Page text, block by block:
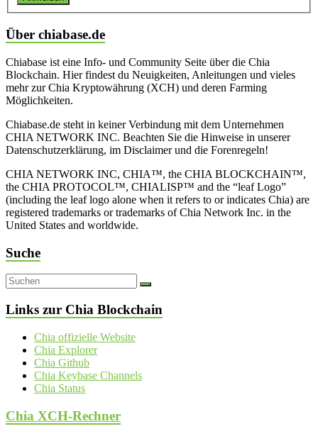
Über chiabase.de
Chiabase ist eine Info- und Community Seite über die Chia
Blockchain. Hier findest du Neuigkeiten, Anleitungen und vieles
mehr zur Chia Kryptowährung (XCH) und deren Farming
Möglichkeiten.
Chiabase.de steht in keiner Verbindung mit dem Unternehmen
CHIA NETWORK INC. Beachten Sie die Hinweise in unserer
Datenschutzerklärung, im Disclaimer und die Forenregeln!
CHIA NETWORK INC, CHIA™, the CHIA BLOCKCHAIN™,
the CHIA PROTOCOL™, CHIALISP™ and the “leaf Logo”
(including the leaf logo alone when it refers to or indicates Chia) are
registered trademarks or trademarks of Chia Network Inc. in the
United States and worldwide.
Suche
Links zur Chia Blockchain
Chia offizielle Website
Chia Explorer
Chia Github
Chia Keybase Channels
Chia Status
Chia XCH-Rechner